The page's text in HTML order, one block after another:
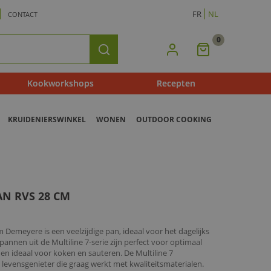
CONTACT FR NL
Zoeken Mijn
0
Kookworkshops Recepten
KRUIDENIERSWINKEL WONEN OUTDOOR COOKING
RVS 28 CM
Demeyere is een veelzijdige pan, ideaal voor het dagelijks
uit de Multiline 7-serie zijn perfect voor optimaal
ideaal voor koken en sauteren. De Multiline 7
die graag werkt met kwaliteitsmaterialen.